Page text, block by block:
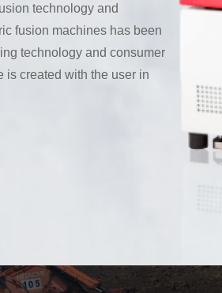
technology and
fusion machines has been
technology and consumer
is created with the user in